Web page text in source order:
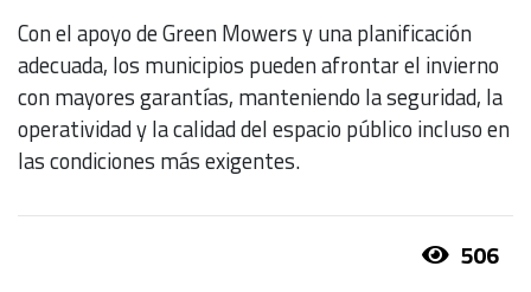
Con el apoyo de Green Mowers y una planificación
adecuada, los municipios pueden afrontar el invierno
con mayores garantías, manteniendo la seguridad, la
operatividad y la calidad del espacio público incluso en
las condiciones más exigentes.
506